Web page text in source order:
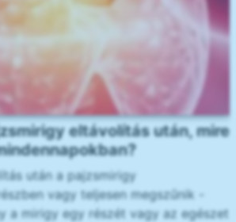
eltávolítás után, mire
után a pajzsmirigy
vagy teljesen megszűnik -
a mirigy egy részét vagy az egészet